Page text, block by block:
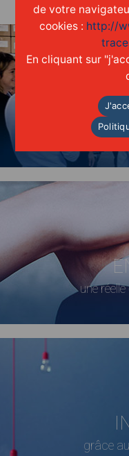
les
une réelle
grâce
de votre
cookies : http://
En cliquant sur